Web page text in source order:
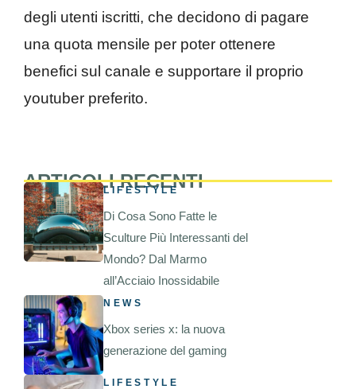
degli utenti iscritti, che decidono di pagare
una quota mensile per poter ottenere
benefici sul canale e supportare il proprio
youtuber preferito.
ARTICOLI RECENTI
LIFESTYLE
Di Cosa Sono Fatte le
Sculture Più Interessanti del
Mondo? Dal Marmo
all’Acciaio Inossidabile
NEWS
Xbox series x: la nuova
generazione del gaming
LIFESTYLE